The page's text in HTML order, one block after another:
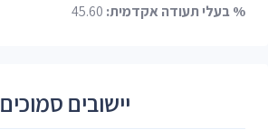
% בעלי תעודה אקדמית:
יישובים סמוכים